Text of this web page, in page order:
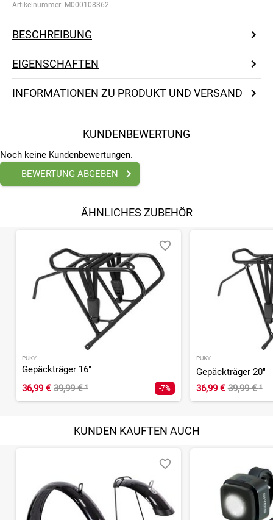
Artikelnummer: M000108362
BESCHREIBUNG
EIGENSCHAFTEN
INFORMATIONEN ZU PRODUKT UND VERSAND
KUNDENBEWERTUNG
Noch keine Kundenbewertungen.
BEWERTUNG ABGEBEN
ÄHNLICHES ZUBEHÖR
PUKY
Gepäckträger 16"
36,99 € 39,99 €¹ -7%
PUKY
Gepäckträger 20"
36,99 € 39,99 €¹
KUNDEN KAUFTEN AUCH